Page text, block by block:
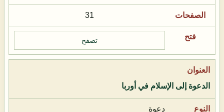
31
تصفح
الدعوة إلى الإسلام في أوربا
دعوة